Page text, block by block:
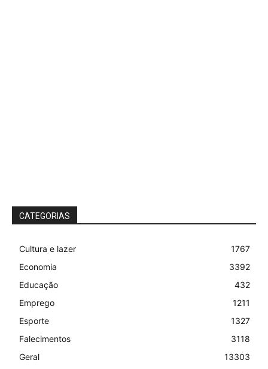
CATEGORIAS
Cultura e lazer
1767
Economia
3392
Educação
432
Emprego
1211
Esporte
1327
Falecimentos
3118
Geral
13303